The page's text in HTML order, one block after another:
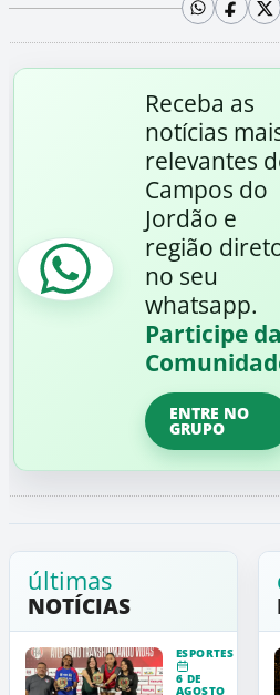
Receba as
notícias
relevantes
Campos do
Jordão e
região
no seu
whatsapp.
Participe da
ENTRE NO
GRUPO
últimas
NOTÍCIAS
ESPORTES
6 DE
AGOSTO